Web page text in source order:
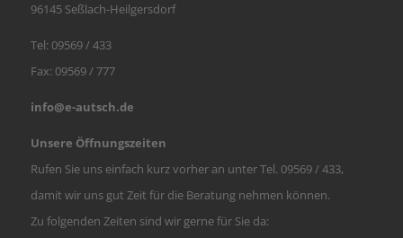
96145 Seßlach-Heilgersdorf
Tel: 09569 / 433
Fax: 09569 / 777
info@e-autsch.de
Unsere Öffnungszeiten
Rufen Sie uns einfach kurz vorher an unter Tel. 09569 / 433,
damit wir uns gut Zeit für die Beratung nehmen können.
Zu folgenden Zeiten sind wir gerne für Sie da: